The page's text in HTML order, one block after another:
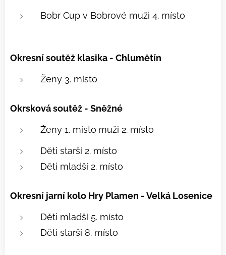
Bobr Cup v Bobrové muži 4. místo
Okresní soutěž klasika - Chlumětín
Ženy 3. místo
Okrsková soutěž - Sněžné
Ženy 1. místo muži 2. místo
Děti starší 2. místo
Děti mladší 2. místo
Okresní jarní kolo Hry Plamen - Velká Losenice
Děti mladší 5. místo
Děti starší 8. místo